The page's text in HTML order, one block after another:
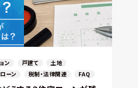
ン 戸建て
土地
ーン 税制・法律関連 FAQ